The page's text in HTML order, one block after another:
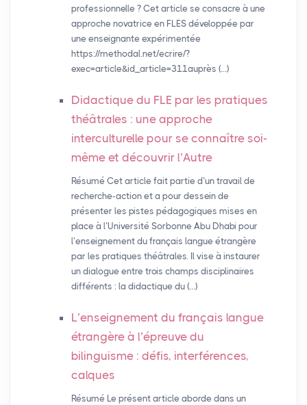
professionnelle ? Cet article se consacre à une
approche novatrice en FLES développée par
une enseignante expérimentée
https://methodal.net/ecrire/?
exec=article&id_article=311auprès (…)
Didactique du FLE par les pratiques
théâtrales : une approche
interculturelle pour se connaître soi-
même et découvrir l’Autre
Résumé Cet article fait partie d’un travail de
recherche-action et a pour dessein de
présenter les pistes pédagogiques mises en
place à l’Université Sorbonne Abu Dhabi pour
l’enseignement du français langue étrangère
par les pratiques théâtrales. Il vise à instaurer
un dialogue entre trois champs disciplinaires
différents : la didactique du (…)
L’enseignement du français langue
étrangère à l’épreuve du
bilinguisme : défis, interférences,
calques
Résumé Le présent article aborde dans un